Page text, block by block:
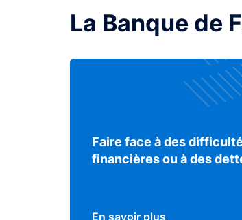
La Banque de
Faire face à des
financières ou à des
En savoir plus